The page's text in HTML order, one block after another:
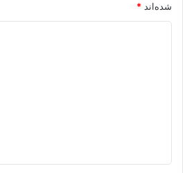
شده‌اند *